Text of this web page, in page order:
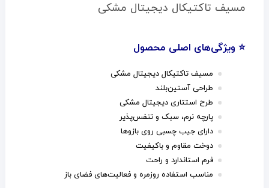
مسیف تاکتیکال دیجیتال مشکی
⭐ ویژگی‌های اصلی محصول
مسیف تاکتیکال دیجیتال مشکی
طراحی آستین‌بلند
طرح استتاری دیجیتال مشکی
پارچه نرم، سبک و تنفس‌پذیر
دارای جیب چسبی روی بازوها
دوخت مقاوم و باکیفیت
فرم استاندارد و راحت
مناسب استفاده روزمره و فعالیت‌های فضای باز